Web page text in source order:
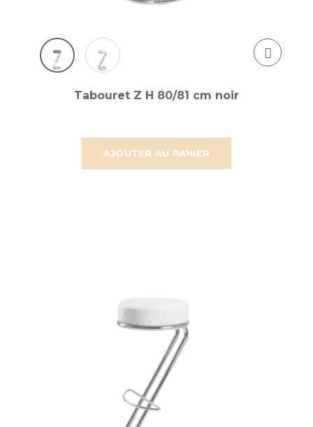
AJOUTER AU PANIER
Tabouret Z H 80/81 cm noir